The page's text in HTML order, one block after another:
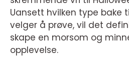
Uansett hvilken type bake
velger å prøve, vil det
skape en morsom og
opplevelse.